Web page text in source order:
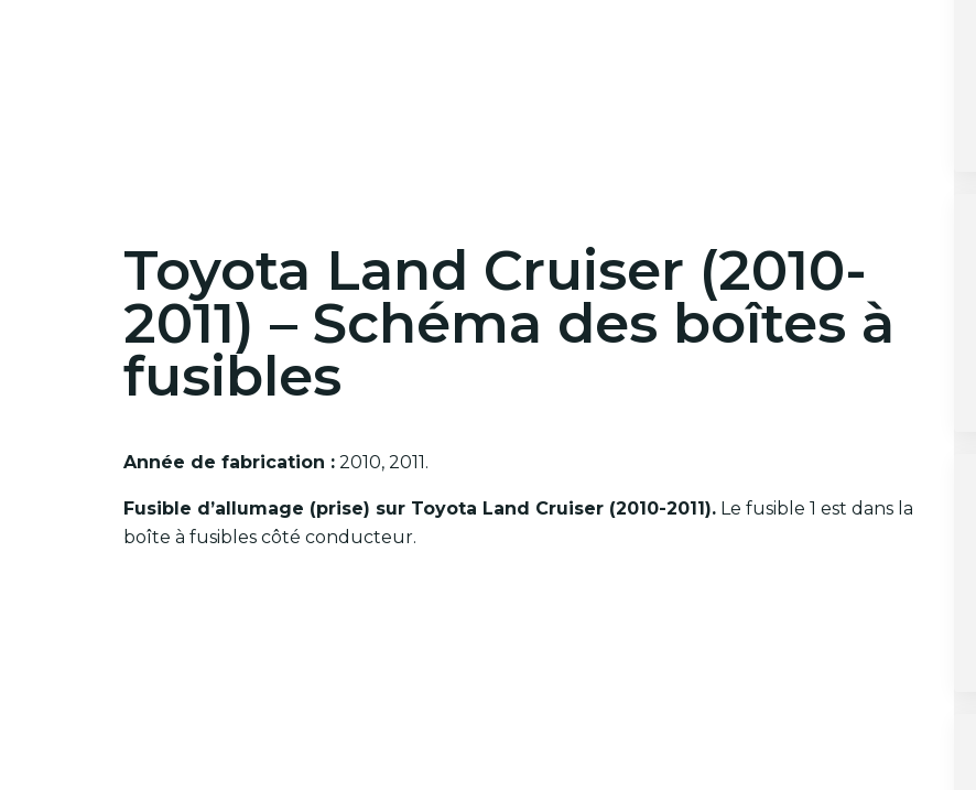
Toyota Land Cruiser (2010-
2011) – Schéma des boîtes à
fusibles
Année de fabrication : 2010, 2011.
Fusible d’allumage (prise) sur Toyota Land Cruiser (2010-2011). Le fusible 1 est dans la
boîte à fusibles côté conducteur.